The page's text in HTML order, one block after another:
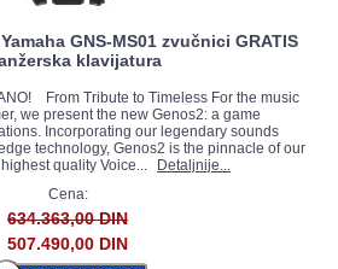
GNS-MS01 zvučnici GRATIS
klavijatura
From Tribute to Timeless For the music
we present the new Genos2: a game
Incorporating our legendary sounds
technology, Genos2 is the pinnacle of our
quality Voice...
Detaljnije...
Cena:
634.363,00 DIN
507.490,00 DIN